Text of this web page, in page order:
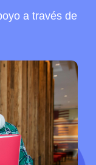
a través de